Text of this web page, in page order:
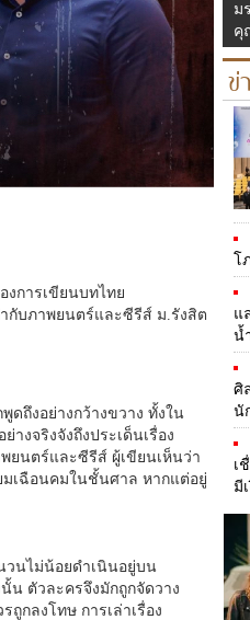
งการเขียนบทไทย
กับภาพยนตร์และซีรีส์ ม.รังสิต
ถึงอย่างกว้างขวาง ทั้งใน
งจริงจังถึงประเด็นเรื่อง
ยนตร์และซีรีส์ ผู้เขียนเห็นว่า
มเฉือนคมในชั้นศาล หากแต่อยู่
วนไม่น้อยดำเนินอยู่บน
น ตัวละครจึงมักถูกจัดวาง
กลงโทษ การเล่าเรื่อง
ม
คุ
ข่
โ
แ
น้
ศิ
นั
เ
มี